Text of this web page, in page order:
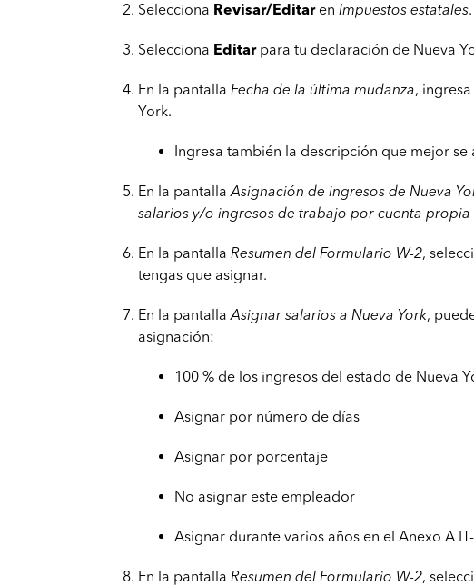
Selecciona Revisar/Editaren Impuestos estatales.
Selecciona Editarpara tu declaración de Nueva
En la pantalla Fecha de la última mudanza,
York.
Ingresa también la descripción que mejor
En la pantallaAsignación de ingresos de Nueva
salarios y/o ingresos de trabajo por cuenta
En la pantalla Resumen del Formulario W-2,
tengas que asignar.
En la pantallaAsignar salarios a Nueva York,
asignación:
100 % de los ingresos del estado de Nueva
Asignar por número de días
Asignar por porcentaje
No asignar este empleador
Asignar durante varios años en el Anexo A
En la pantalla Resumen del Formulario W-2,